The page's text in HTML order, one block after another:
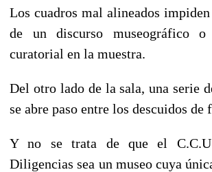
Los cuadros mal alineados
de un discurso museográfico o
curatorial en la muestra.
Del otro lado de la sala, una serie
se abre paso entre los descuidos de
Y no se trata de que el
Diligencias sea un museo cuya